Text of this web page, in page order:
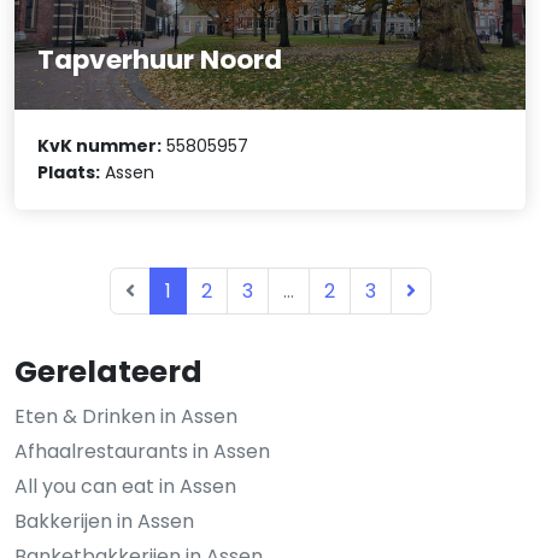
Gerelateerd
Eten & Drinken in Assen
Afhaalrestaurants in Assen
All you can eat in Assen
Bakkerijen in Assen
Tapverhuur Noord
KvK nummer: 55805957
Plaats: Assen
1 2 3 ... 2 3